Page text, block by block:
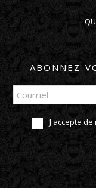
ABONNEZ-
J'accepte